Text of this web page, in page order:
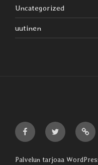
Uncategorized
uutinen
Liljaiset
Facebookissa
Liljaiset
Twitterissä
Palvelun tarjoaa